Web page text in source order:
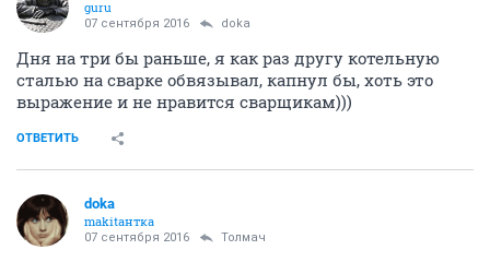
guru
07 сентября 2016 doka
Дня на три бы раньше, я как раз другу котельную
сталью на сварке обвязывал, капнул бы, хоть это
выражение и не нравится сварщикам)))
ОТВЕТИТЬ
doka
makitaнтка
07 сентября 2016 Толмач